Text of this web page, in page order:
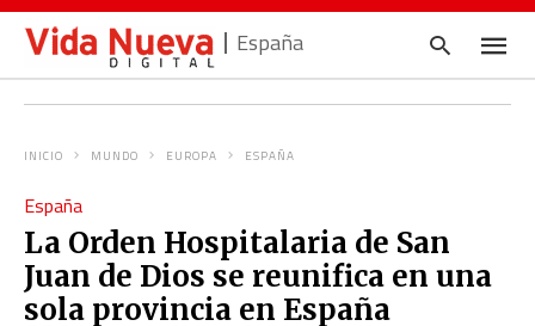
España
pulsa
en
INICIO MUNDO EUROPA ESPAÑA
España
La Orden Hospitalaria de San
Juan de Dios se reunifica en una
sola provincia en España